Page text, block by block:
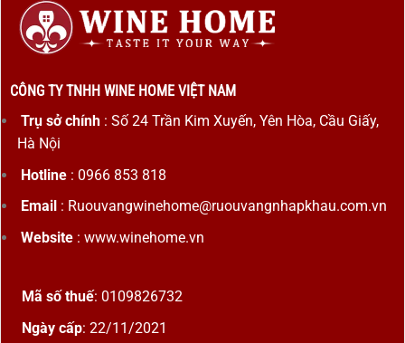
CÔNG TY TNHH WINE HOME VIỆT NAM
Trụ sở chính: Số 24 Trần Kim Xuyến, Yên Hòa, Cầu Giấy,
Hà Nội
Hotline: 0966 853 818
Email : Ruouvangwinehome@ruouvangnhapkhau.com.vn
Website: www.winehome.vn
Mã số thuế: 0109826732
Ngày cấp: 22/11/2021